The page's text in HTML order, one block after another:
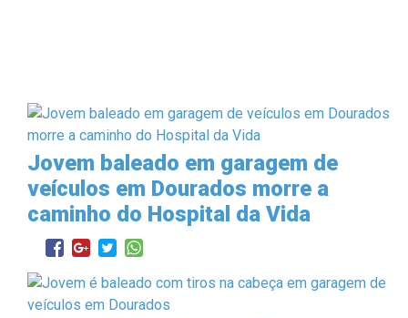
Jovem baleado em garagem de
veículos em Dourados morre a
caminho do Hospital da Vida